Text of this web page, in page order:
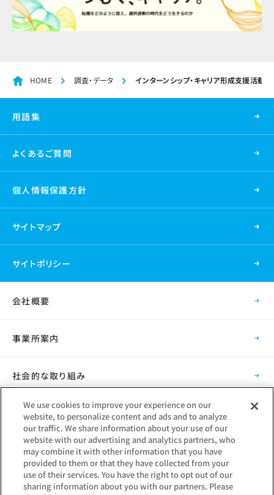
HOME 調査・データ インターンシップ・キャリア形成支援活動
用語集
よくあるご質問
個人情報保護方針
サイトマップ
サイトポリシー
会社概要
事業所案内
社会的な取り組み
採用情報
グループ会社
We use cookies to improve your experience on our
website, to personalize content and ads and to analyze
our traffic. We share information about your use of our
website with our advertising and analytics partners, who
may combine it with other information that you have
provided to them or that they have collected from your
use of their services. You have the right to opt out of our
sharing information about you with our partners. Please